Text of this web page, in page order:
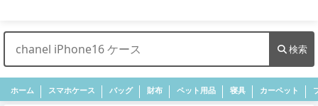
検索
ホーム スマホケース バッグ 財布 ペット用品 寝具 カーペット